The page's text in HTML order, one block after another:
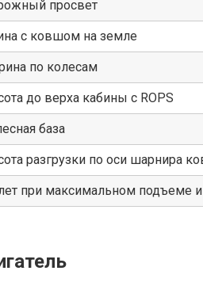
просвет
с ковшом на земле
по колесам
до верха кабины с ROPS
база
разгрузки по оси шарнира
при максимальном подъеме и